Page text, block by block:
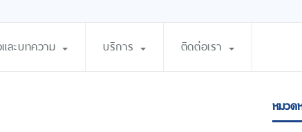
ละบทความ บริการ ติดต่อเรา
หมวด